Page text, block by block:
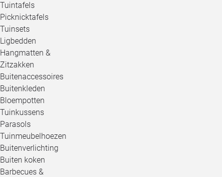
Tuintafels
Picknicktafels
Tuinsets
Ligbedden
Hangmatten &
Zitzakken
Buitenaccessoires
Buitenkleden
Bloempotten
Tuinkussens
Parasols
Tuinmeubelhoezen
Buitenverlichting
Buiten koken
Barbecues &